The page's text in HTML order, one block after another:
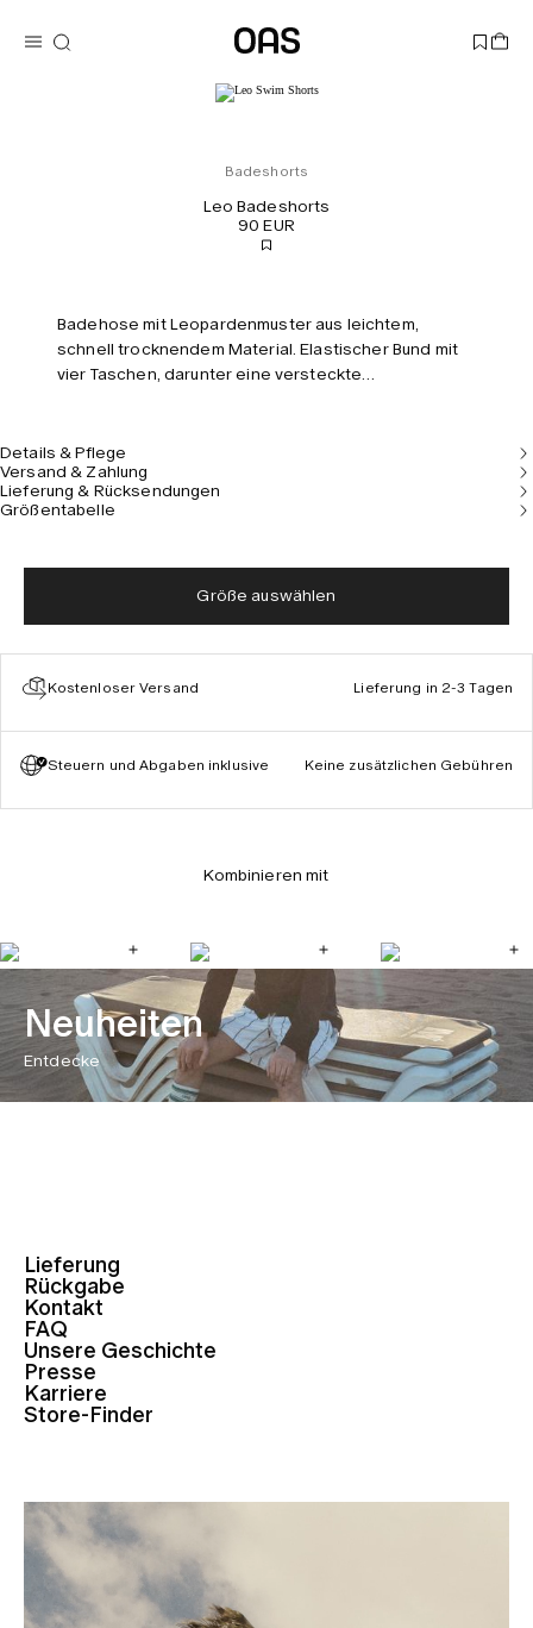
Badeshorts
Leo Badeshorts
90 EUR
Badehose mit Leopardenmuster aus leichtem,
schnell trocknendem Material. Elastischer Bund mit
vier Taschen, darunter eine versteckte
Details & Pflege
Versand & Zahlung
Lieferung & Rücksendungen
Größentabelle
Größe auswählen
Kostenloser Versand Lieferung in 2-3 Tagen
Steuern und Abgaben inklusive Keine zusätzlichen Gebühren
Kombinieren mit
Neuheiten
Entdecke
Lieferung
Rückgabe
Kontakt
FAQ
Unsere Geschichte
Presse
Karriere
Store-Finder